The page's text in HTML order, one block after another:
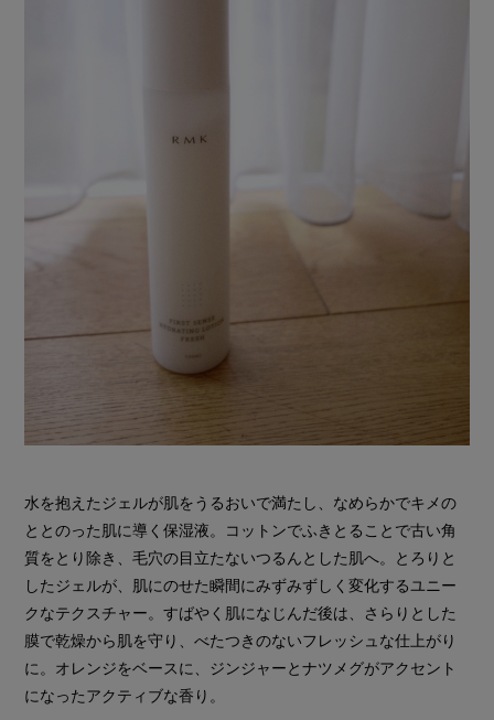
水を抱えたジェルが肌をうるおいで満たし、なめらかでキメの
ととのった肌に導く保湿液。コットンでふきとることで古い角
質をとり除き、毛穴の目立たないつるんとした肌へ。とろりと
したジェルが、肌にのせた瞬間にみずみずしく変化するユニー
クなテクスチャー。すばやく肌になじんだ後は、さらりとした
膜で乾燥から肌を守り、べたつきのないフレッシュな仕上がり
に。オレンジをベースに、ジンジャーとナツメグがアクセント
になったアクティブな香り。